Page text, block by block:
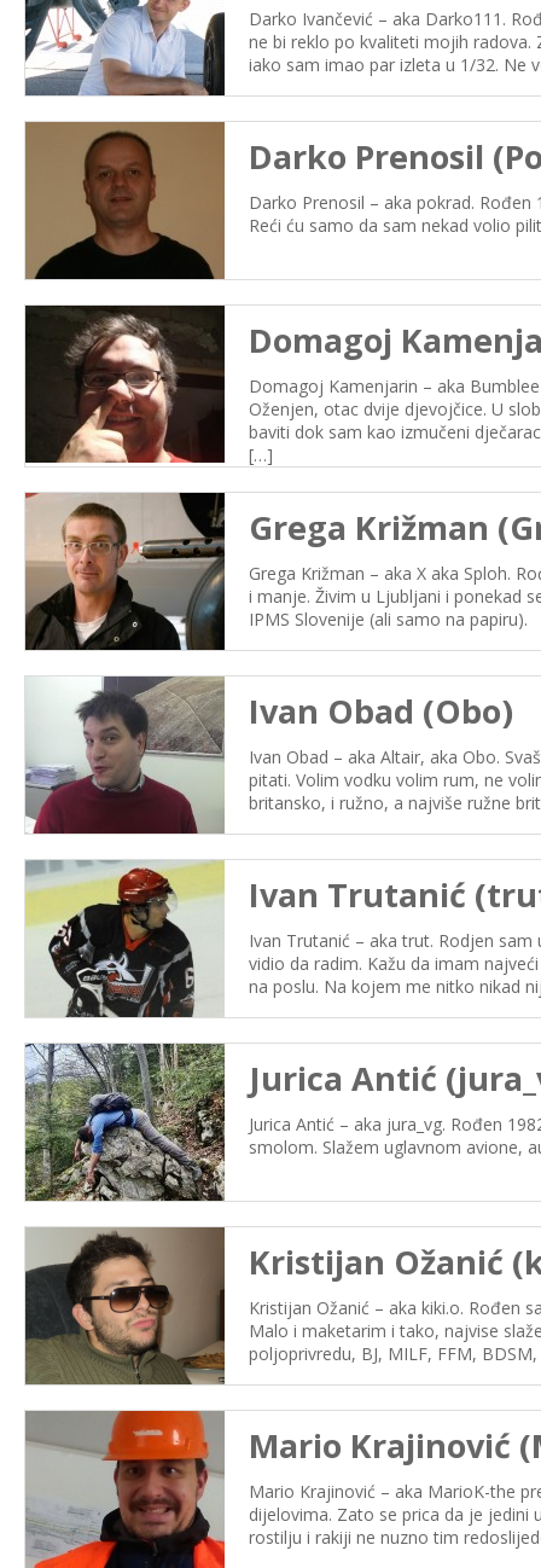
Darko Ivančević – aka Darko111.
ne bi reklo po kvaliteti mojih
iako sam imao par izleta u 1/32. Ne
Darko Prenosil
Darko Prenosil – aka pokrad. Rođen
Reći ću samo da sam nekad volio
Domagoj
Domagoj Kamenjarin – aka
Oženjen, otac dvije djevojčice. U
baviti dok sam kao izmučeni
[…]
Grega Križman
Grega Križman – aka X aka Sploh.
i manje. Živim u Ljubljani i ponekad
IPMS Slovenije (ali samo na papiru).
Ivan Obad (Obo)
Ivan Obad – aka Altair, aka Obo.
pitati. Volim vodku volim rum, ne
britansko, i ružno, a najviše ružne
Ivan Trutanić
Ivan Trutanić – aka trut. Rodjen
vidio da radim. Kažu da imam
na poslu. Na kojem me nitko nikad
Jurica Antić
Jurica Antić – aka jura_vg. Rođen
smolom. Slažem uglavnom avione,
Kristijan Ožanić
Kristijan Ožanić – aka kiki.o. Rođen
Malo i maketarim i tako, najvise
poljoprivredu, BJ, MILF, FFM,
Mario Krajinović
Mario Krajinović – aka MarioK-the
dijelovima. Zato se prica da je
rostilju i rakiji ne nuzno tim